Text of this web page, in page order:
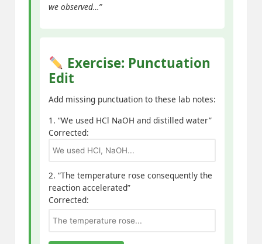
we observed…”
Exercise: Punctuation
Edit
Add missing punctuation to these lab notes:
1. “We used HCl NaOH and distilled water”
Corrected:
2. “The temperature rose consequently the
reaction accelerated”
Corrected: